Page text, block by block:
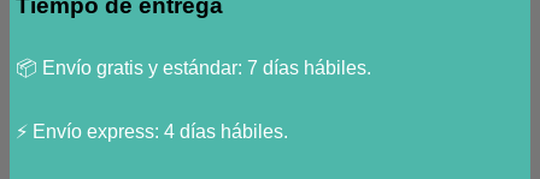
📦 Envío gratis y estándar: 7 días hábiles.
⚡ Envío express: 4 días hábiles.